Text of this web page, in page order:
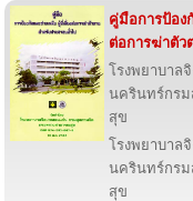
คู่มือการป้อง
ต่อการฆ่าตัว
โรงพยาบาล
นครินทร์กรม
สุข
โรงพยาบาล
นครินทร์กรม
สุข